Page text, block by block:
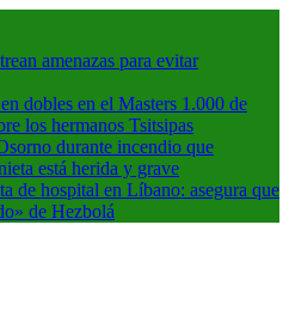
amenazas para evitar
dobles en el Masters 1.000 de
los hermanos Tsitsipas
durante incendio que
está herida y grave
de hospital en Líbano: asegura que
de Hezbolá